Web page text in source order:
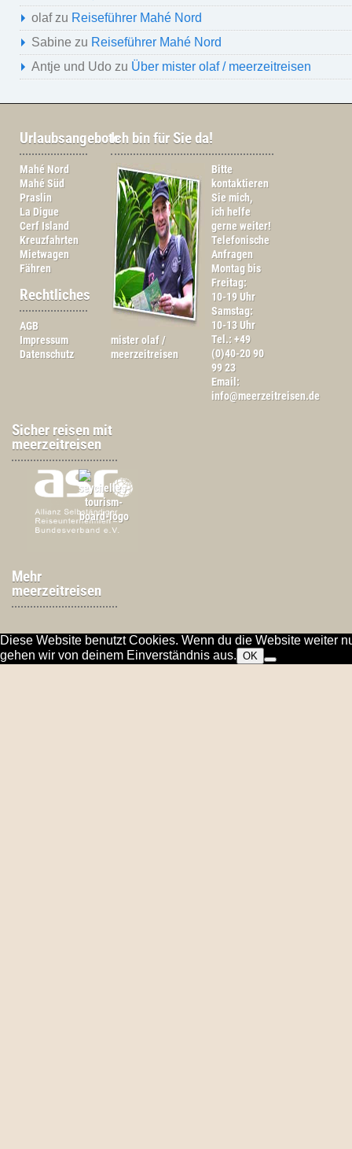
olafzu Reiseführer Mahé Nord
Sabine zu Reiseführer Mahé Nord
Antje und Udo zu Über mister olaf / meerzeitreisen
Urlaubsangebote
Mahé Nord
Mahé Süd
Praslin
La Digue
Cerf Island
Kreuzfahrten
Mietwagen
Fähren
Rechtliches
AGB
Impressum
Datenschutz
Ich bin für Sie da!
mister olaf /
meerzeitreisen
Bitte
kontaktieren
Sie mich,
ich helfe
gerne weiter!
Telefonische
Anfragen
Montag bis
Freitag:
10-19 Uhr
Samstag:
10-13 Uhr
Tel.: +49
(0)40-20 90
99 23
Email:
info@meerzeitreisen.de
Sicher reisen mit
meerzeitreisen
Mehr
meerzeitreisen
Diese Website benutzt Cookies. Wenn du die Website weiter
gehen wir von deinem Einverständnis aus. OK